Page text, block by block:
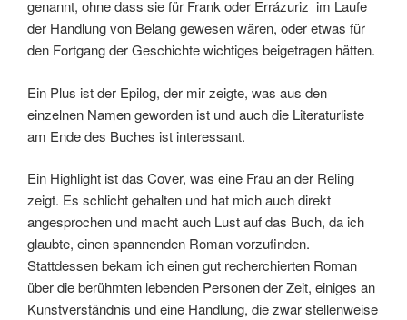
genannt, ohne dass sie für Frank oder Errázuriz im Laufe
der Handlung von Belang gewesen wären, oder etwas für
den Fortgang der Geschichte wichtiges beigetragen hätten.
Ein Plus ist der Epilog, der mir zeigte, was aus den
einzelnen Namen geworden ist und auch die Literaturliste
am Ende des Buches ist interessant.
Ein Highlight ist das Cover, was eine Frau an der Reling
zeigt. Es schlicht gehalten und hat mich auch direkt
angesprochen und macht auch Lust auf das Buch, da ich
glaubte, einen spannenden Roman vorzufinden.
Stattdessen bekam ich einen gut recherchierten Roman
über die berühmten lebenden Personen der Zeit, einiges an
Kunstverständnis und eine Handlung, die zwar stellenweise